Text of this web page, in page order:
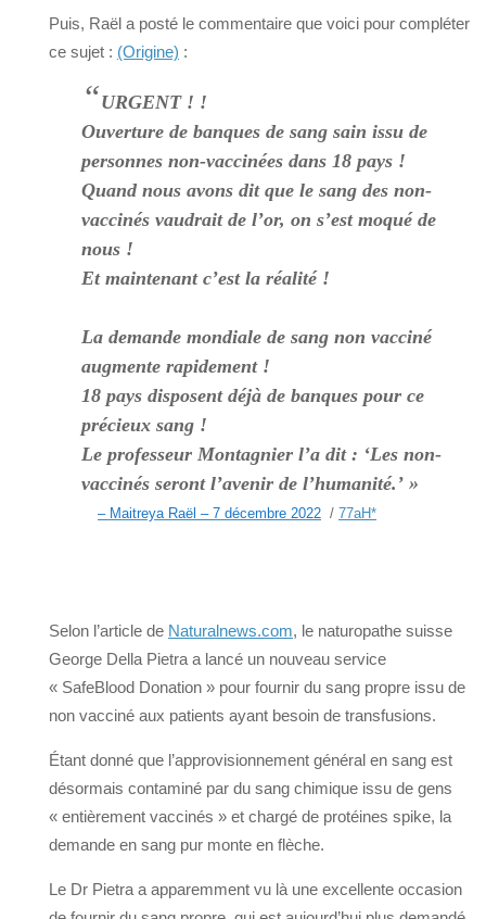
Puis, Raël a posté le commentaire que voici pour compléter
ce sujet : (Origine) :
“URGENT ! !
Ouverture de banques de sang sain issu de
personnes non-vaccinées dans 18 pays !
Quand nous avons dit que le sang des non-
vaccinés vaudrait de l’or, on s’est moqué de
nous !
Et maintenant c’est la réalité !
La demande mondiale de sang non vacciné
augmente rapidement !
18 pays disposent déjà de banques pour ce
précieux sang !
Le professeur Montagnier l’a dit : ‘Les non-
vaccinés seront l’avenir de l’humanité.’ »
– Maitreya Raël – 7 décembre 2022 / 77aH*
Selon l’article de Naturalnews.com, le naturopathe suisse
George Della Pietra a lancé un nouveau service
« SafeBlood Donation » pour fournir du sang propre issu de
non vacciné aux patients ayant besoin de transfusions.
Étant donné que l’approvisionnement général en sang est
désormais contaminé par du sang chimique issu de gens
« entièrement vaccinés » et chargé de protéines spike, la
demande en sang pur monte en flèche.
Le Dr Pietra a apparemment vu là une excellente occasion